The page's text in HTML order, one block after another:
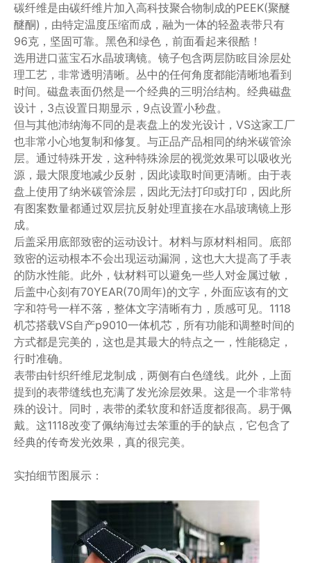
碳纤维是由碳纤维片加入高科技聚合物制成的PEEK(聚醚
醚酮)，由特定温度压缩而成，融为一体的轻盈表带只有
96克，坚固可靠。黑色和绿色，前面看起来很酷！
选用进口蓝宝石水晶玻璃镜。镜子包含两层防眩目涂层处
理工艺，非常透明清晰。丛中的任何角度都能清晰地看到
时间。磁盘表面仍然是一个经典的三明治结构。经典磁盘
设计，3点设置日期显示，9点设置小秒盘。
但与其他沛纳海不同的是表盘上的发光设计，VS这家工厂
也非常小心地复制和修复。与正品产品相同的纳米碳管涂
层。通过特殊开发，这种特殊涂层的视觉效果可以吸收光
源，最大限度地减少反射，因此读取时间更清晰。由于表
盘上使用了纳米碳管涂层，因此无法打印或打印，因此所
有图案数量都通过双层抗反射处理直接在水晶玻璃镜上形
成。
后盖采用底部致密的运动设计。材料与原材料相同。底部
致密的运动根本不会出现运动漏洞，这也大大提高了手表
的防水性能。此外，钛材料可以避免一些人对金属过敏，
后盖中心刻有70YEAR(70周年)的文字，外面应该有的文
字和符号一样不落，整体文字清晰有力，质感可见。1118
机芯搭载VS自产p9010一体机芯，所有功能和调整时间的
方式都是完美的，这也是其最大的特点之一，性能稳定，
行时准确。
表带由针织纤维尼龙制成，两侧有白色缝线。此外，上面
提到的表带缝线也充满了发光涂层效果。这是一个非常特
殊的设计。同时，表带的柔软度和舒适度都很高。易于佩
戴。这1118改变了佩纳海过去笨重的手的缺点，它包含了
经典的传奇发光效果，真的很完美。
实拍细节图展示：